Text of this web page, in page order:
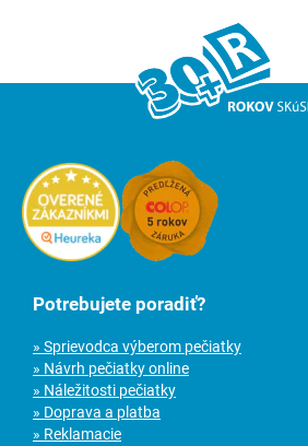
Potrebujete poradiť?
» Sprievodca výberom pečiatky
» Návrh pečiatky online
» Náležitosti pečiatky
» Doprava a platba
» Reklamacie